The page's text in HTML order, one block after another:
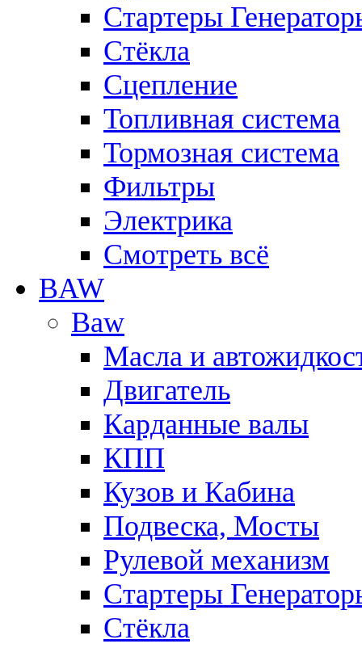
Стартеры
Стёкла
Сцепление
Топливная система
Тормозная система
Фильтры
Электрика
Смотреть всё
BAW
Baw
Масла и
Двигатель
Карданные валы
КПП
Кузов и Кабина
Подвеска, Мосты
Рулевой механизм
Стартеры
Стёкла